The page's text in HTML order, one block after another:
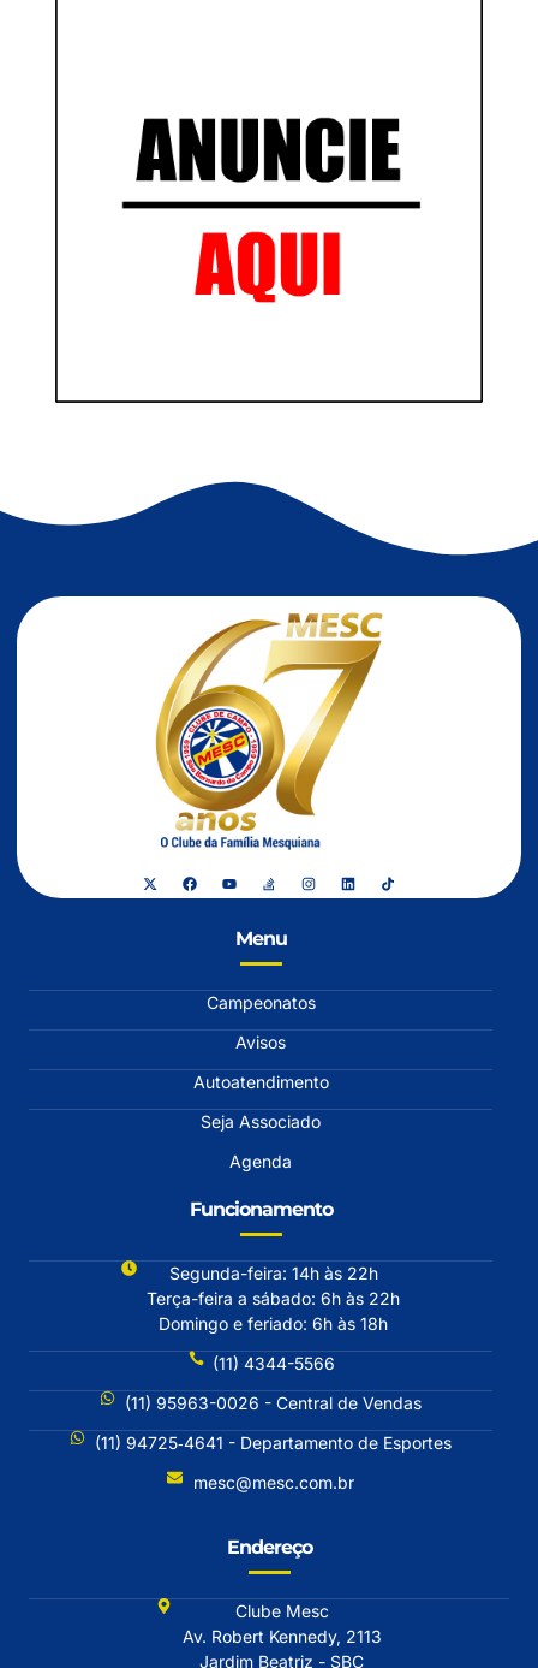
Menu
Campeonatos
Avisos
Autoatendimento
Seja Associado
Agenda
Funcionamento
Segunda-feira: 14h às 22h
Terça-feira a sábado: 6h às 22h
Domingo e feriado: 6h às 18h
(11) 4344-5566
(11) 95963-0026 - Central de Vendas
(11) 94725‐4641 - Departamento de Esportes
mesc@mesc.com.br
Endereço
Clube Mesc
Av. Robert Kennedy, 2113
Jardim Beatriz - SBC